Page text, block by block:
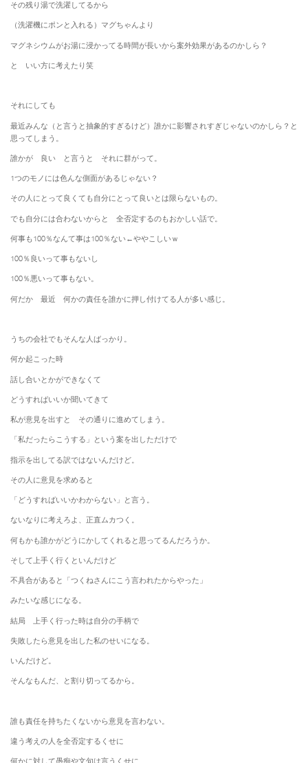
その残り湯で洗濯してるから
（洗濯機にポンと入れる）マグちゃんより
マグネシウムがお湯に浸かってる時間が長いから案外効果があるのかしら？
と いい方に考えたり笑
それにしても
最近みんな（と言うと抽象的すぎるけど）誰かに影響されすぎじゃないのかしら？と
思ってしまう。
誰かが 良い と言うと それに群がって。
1つのモノには色んな側面があるじゃない？
その人にとって良くても自分にとって良いとは限らないもの。
でも自分には合わないからと 全否定するのもおかしい話で。
何事も100％なんて事は100％ない←ややこしいｗ
100％良いって事もないし
100％悪いって事もない。
何だか 最近 何かの責任を誰かに押し付けてる人が多い感じ。
うちの会社でもそんな人ばっかり。
何か起こった時
話し合いとかができなくて
どうすればいいか聞いてきて
私が意見を出すと その通りに進めてしまう。
「私だったらこうする」という案を出しただけで
指示を出してる訳ではないんだけど。
その人に意見を求めると
「どうすればいいかわからない」と言う。
ないなりに考えろよ、正直ムカつく。
何もかも誰かがどうにかしてくれると思ってるんだろうか。
そして上手く行くといんだけど
不具合があると「つくねさんにこう言われたからやった」
みたいな感じになる。
結局 上手く行った時は自分の手柄で
失敗したら意見を出した私のせいになる。
いんだけど。
そんなもんだ、と割り切ってるから。
誰も責任を持ちたくないから意見を言わない。
違う考えの人を全否定するくせに